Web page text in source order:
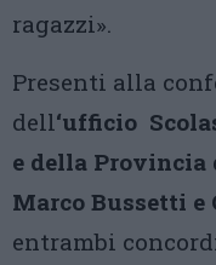
ragazzi».
Presenti alla
dell‘ufficio
e della
Marco Bussetti e
entrambi